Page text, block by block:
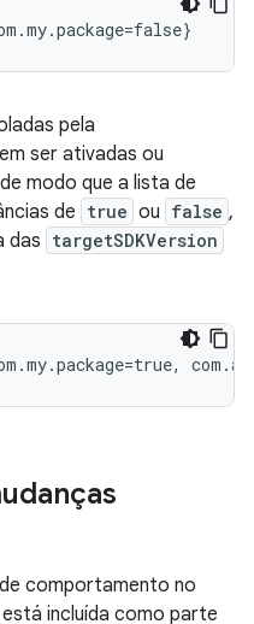
pela
ser ativadas ou
modo que a lista de
de true ou false ,
das targetSDKVersion
comportamento no
incluída como parte